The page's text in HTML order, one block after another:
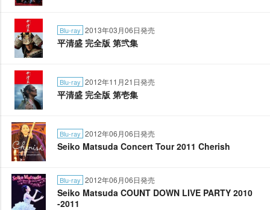
Blu-ray 2013年03月06日発売
平清盛 完全版 第弐集
Blu-ray 2012年11月21日発売
平清盛 完全版 第壱集
Blu-ray 2012年06月06日発売
Seiko Matsuda Concert Tour 2011 Cherish
Blu-ray 2012年06月06日発売
Seiko Matsuda COUNT DOWN LIVE PARTY 2010
-2011